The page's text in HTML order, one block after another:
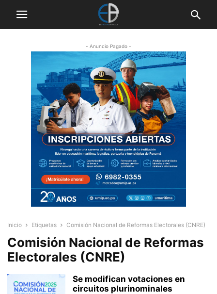
- Anuncio Pagado -
Inicio Etiquetas Comisión Nacional de Reformas Electorales (CNRE)
Comisión Nacional de Reformas
Electorales (CNRE)
Se modifican votaciones en
circuitos plurinominales